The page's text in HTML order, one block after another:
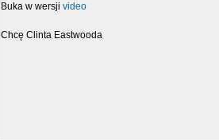
Buka w wersji video
Chcę Clinta Eastwooda